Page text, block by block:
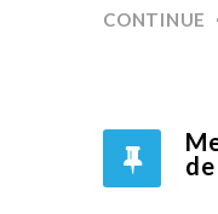
CONTINUE